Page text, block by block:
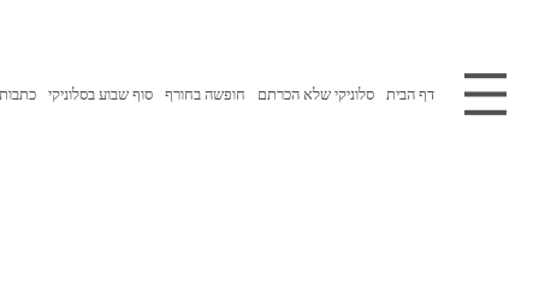
דף הבית סלוניקי שלא הכרתם חופשה בחורף סוף שבוע בסלוניקי